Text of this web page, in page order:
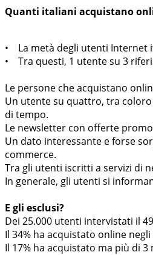
Quanti italiani acquistano
• La metà degli utenti Internet
• Tra questi, 1 utente su 3
Le persone che acquistano
Un utente su quattro, tra
di tempo.
Le newsletter con offerte
Un dato interessante e forse
commerce.
Tra gli utenti iscritti a servizi di
In generale, gli utenti si
E gli esclusi?
Dei 25.000 utenti intervistati il
Il 34% ha acquistato online
Il 17% ha acquistato ma più di 3